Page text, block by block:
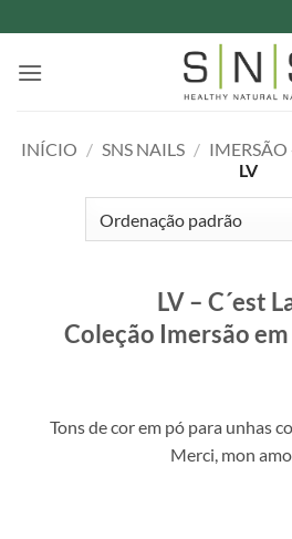
to
content
INÍCIO / SNS NAILS /
LV
LV – C´est
Coleção Imersão em
Tons de cor em pó para unhas
Merci, mon